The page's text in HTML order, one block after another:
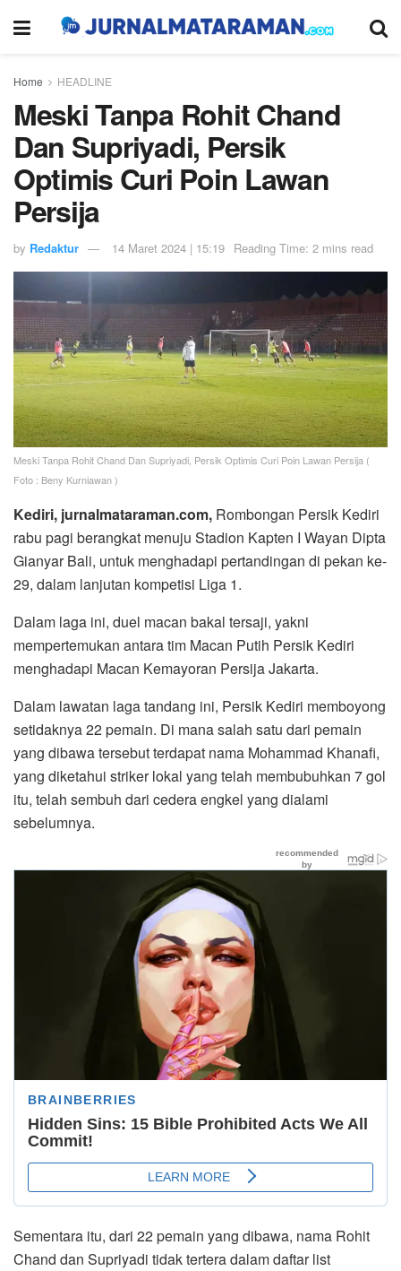
Home HEADLINE
Meski Tanpa Rohit Chand
Dan Supriyadi, Persik
Optimis Curi Poin Lawan
Persija
by Redaktur 14 Maret 2024 | 15:19 Reading Time: 2 mins read
Meski Tanpa Rohit Chand Dan Supriyadi, Persik Optimis Curi Poin Lawan Persija (
Foto : Beny Kurniawan )
Kediri, jurnalmataraman.com, Rombongan Persik Kediri
rabu pagi berangkat menuju Stadion Kapten I Wayan Dipta
Gianyar Bali, untuk menghadapi pertandingan di pekan ke-
29, dalam lanjutan kompetisi Liga 1.
Dalam laga ini, duel macan bakal tersaji, yakni
mempertemukan antara tim Macan Putih Persik Kediri
menghadapi Macan Kemayoran Persija Jakarta.
Dalam lawatan laga tandang ini, Persik Kediri memboyong
setidaknya 22 pemain. Di mana salah satu dari pemain
yang dibawa tersebut terdapat nama Mohammad Khanafi,
yang diketahui striker lokal yang telah membubuhkan 7 gol
itu, telah sembuh dari cedera engkel yang dialami
sebelumnya.
Sementara itu, dari 22 pemain yang dibawa, nama Rohit
Chand dan Supriyadi tidak tertera dalam daftar list